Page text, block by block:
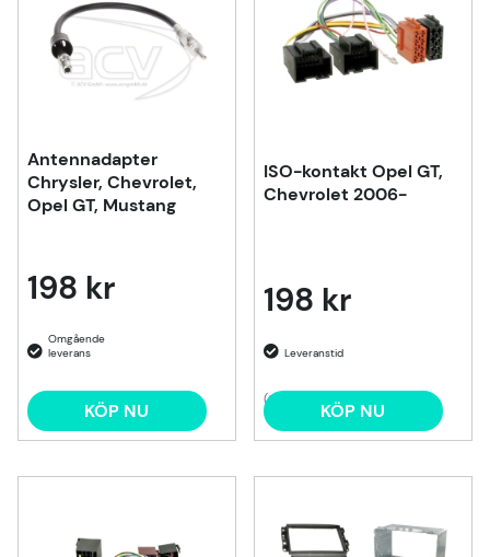
Antennadapter
Chrysler, Chevrolet,
Opel GT, Mustang
198 kr
KÖP NU
ISO-kontakt Opel GT,
Chevrolet 2006-
198 kr
(2) KÖP NU